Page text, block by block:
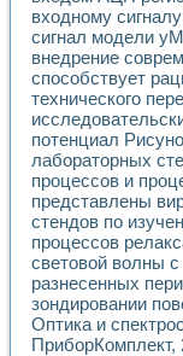
Об
Партнеры
Учебные
Бизнес
Контакты
входному
сигнал модели
внедрение
способствует
технического
потенциал
лабораторных
процессов и
представлены
стендов по
процессов
световой волны
разнесенных
зондировании
Оптика и